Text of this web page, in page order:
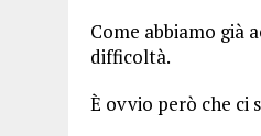
Come abbiamo già
difficoltà.
È ovvio però che ci